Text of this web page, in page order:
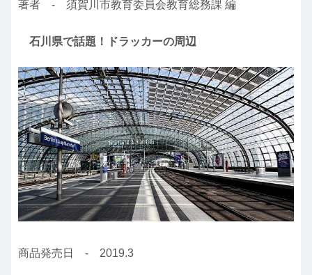
著者 - 須賀川市教育委員会教育総務課 編
石川県で話題！ドラッカーの周辺
商品発売日 - 2019.3